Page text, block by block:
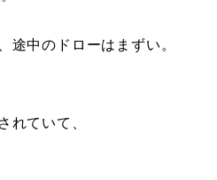
途中のドローはまずい。
れていて、